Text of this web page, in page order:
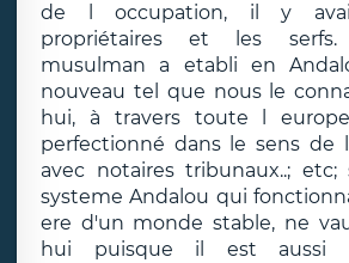
de l occupation, il y
propriétaires et les
musulman a etabli en
nouveau tel que nous le
hui, à travers toute l
perfectionné dans le sens de
avec notaires tribunaux..;
systeme Andalou qui
ere d'un monde stable, ne
hui puisque il est aussi